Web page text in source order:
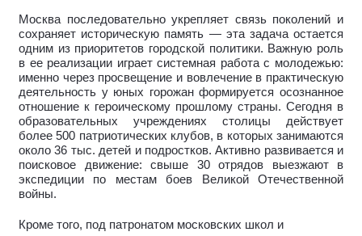
Москва последовательно укрепляет связь поколений и
сохраняет историческую память — эта задача остается
одним из приоритетов городской политики. Важную роль
в ее реализации играет системная работа с молодежью:
именно через просвещение и вовлечение в практическую
деятельность у юных горожан формируется осознанное
отношение к героическому прошлому страны. Сегодня в
образовательных учреждениях столицы действует
более 500 патриотических клубов, в которых занимаются
около 36 тыс. детей и подростков. Активно развивается и
поисковое движение: свыше 30 отрядов выезжают в
экспедиции по местам боев Великой Отечественной
войны.
Кроме того, под патронатом московских школ и